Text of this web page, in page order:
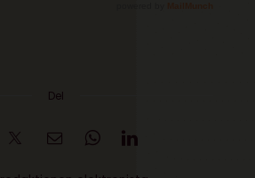
Del